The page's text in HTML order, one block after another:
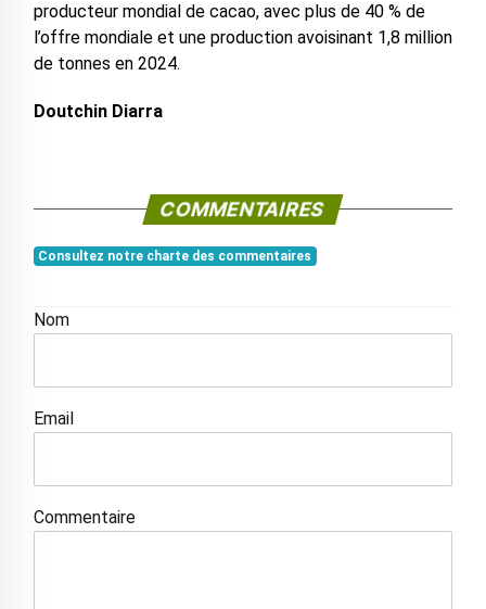
producteur mondial de cacao, avec plus de 40 % de
l’offre mondiale et une production avoisinant 1,8 million
de tonnes en 2024.
Doutchin Diarra
COMMENTAIRES
Consultez notre charte des commentaires
Nom
Email
Commentaire